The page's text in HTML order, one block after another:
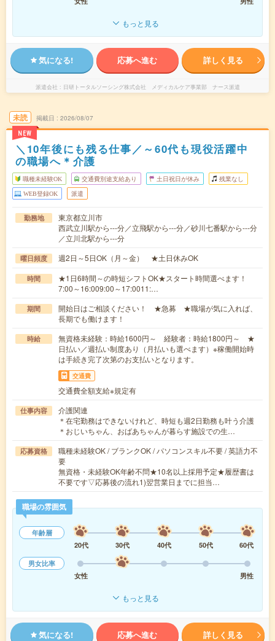
もっと見る
気になる! 応募へ進む 詳しく見る
派遣会社 日研トータルソーシング株式会社 メディカルケア事業部 ナース派遣
未読
NEW
掲載日 2026/08/07
＼10年後にも残る仕事／～60代も現役活躍中
の職場へ＊介護
職種未経験OK 交通費別途支給あり 土日祝日が休み 残業なし
WEB登録OK 派遣
勤務地
東京都立川市
西武立川駅から---分／立飛駅から---分／砂川七番駅から---分
／立川北駅から---分
曜日頻度 週2日～5日OK（月～金） ★土日休みOK
時間
★1日6時間～の時短シフトOK★スタート時間選べます！
7:00～16:009:00～17:0011:…
期間
開始日はご相談ください！ ★急募 ★職場が気に入れば、
長期でも働けます！
時給
無資格未経験：時給1600円～ 経験者：時給1800円～ ★
日払い／週払い制度あり（月払いも選べます）※稼働開始時
は手続き完了次第のお支払いとなります。
交通費
交通費全額支給※規定有
仕事内容
介護関連
＊在宅勤務はできないけれど、時短も週2日勤務も叶う介護
＊おじいちゃん、おばあちゃんが暮らす施設での生…
応募資格
職種未経験OK / ブランクOK / パソコンスキル不要 / 英語力不
要
無資格・未経験OK年齢不問★10名以上採用予定★履歴書は
不要です▽応募後の流れ1)翌営業日までに担当…
職場の雰囲気
年齢層
20代
30代 40代 50代
60代
男女比率
女性
男性
もっと見る
気になる! 応募へ進む 詳しく見る